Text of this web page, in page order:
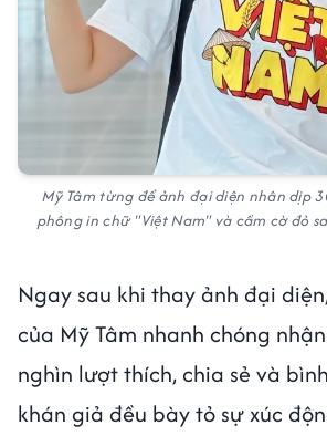
Mỹ Tâm từng để ảnh đại diện nhân dịp
phông in chữ "Việt Nam" và cầm cờ đỏ
Ngay sau khi thay ảnh đại
của Mỹ Tâm nhanh chóng
nghìn lượt thích, chia sẻ và
khán giả đều bày tỏ sự xúc